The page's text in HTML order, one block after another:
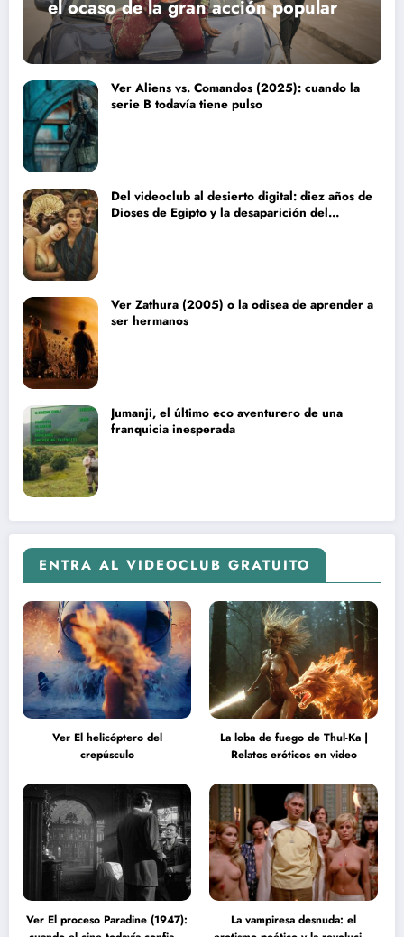
el ocaso de la gran acción popular
Ver Aliens vs. Comandos (2025): cuando la
serie B todavía tiene pulso
Del videoclub al desierto digital: diez años de
Dioses de Egipto y la desaparición del
Ver Zathura (2005) o la odisea de aprender a
ser hermanos
Jumanji, el último eco aventurero de una
franquicia inesperada
ENTRA AL VIDEOCLUB GRATUITO
Ver El helicóptero del
crepúsculo
La loba de fuego de Thul-Ka |
Relatos eróticos en video
Ver El proceso Paradine (1947):
La vampiresa desnuda: el